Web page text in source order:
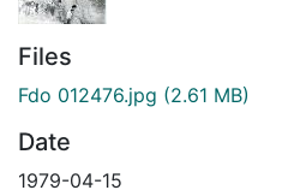
Files
Fdo 012476.jpg (2.61 MB)
Date
1979-04-15